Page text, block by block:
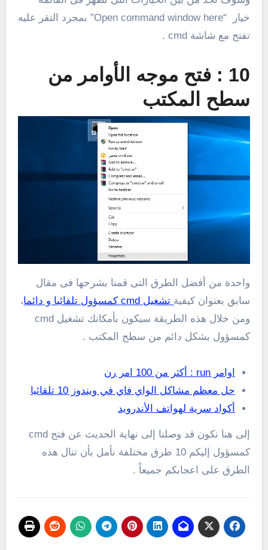
خيار “Open command window here” بمجرد النقر عليه
تفتح مع شاشة cmd .
10 : فتح موجه الأوامر من
سطح المكتب
واحدة من أفضل الطرق التى قمنا بشرحها فى مقال
سابق بعنوان كيفية تشغيل cmd كمسؤول تلقائيا و دائما
،
ومن خلال هذه الطريقة سيكون بأمكانك تشغيل cmd
كمسؤول بشكل دائم من سطح المكتب .
اوامر run : أكثر من 100 امر رن
حل معظم مشاكل الواي فاي في ويندوز 10 تلقائيا
أكواد سرية لهواتف الأندرويد
إلى هنا نكون قد وصلنا إلى نهاية الحديث عن فتح cmd
كمسؤول إليكم 10 طرق مختلفة نأمل بأن تنال هذه
الطرق على اعجابكم جميعاً .